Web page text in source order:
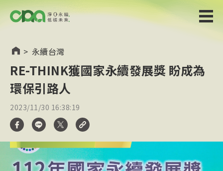
> 永續台灣
RE-THINK獲國家永續發展獎 盼成為
環保引路人
2023/11/30 16:38:19